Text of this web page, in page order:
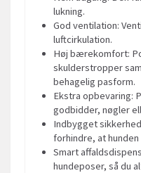
lukning.
God ventilation:
luftcirkulation.
Høj bærekomfort:
skulderstropper
behagelig pasform.
Ekstra opbevaring:
godbidder, nøgler
Indbygget
forhindre, at
Smart
hundeposer, så du